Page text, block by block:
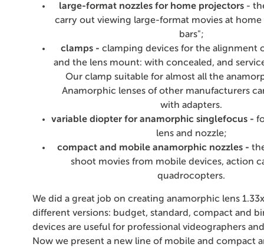
large-format nozzles for home projectors -
carry out viewing large-format movies at
bars";
clamps - clamping devices for the alignment
and the lens mount: with concealed, and
Our clamp suitable for almost all the
Anamorphic lenses of other manufacturers
with adapters.
variable diopter for anamorphic singlefocus -
lens and nozzle;
compact and mobile anamorphic nozzles -
shoot movies from mobile devices, action
quadrocopters.
We did a great job on creating anamorphic lens
different versions: budget, standard, compact and
devices are useful for professional videographers
Now we present a new line of mobile and compact